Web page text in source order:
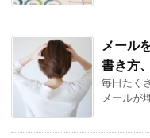
メール
書き方
毎日たく
メールが